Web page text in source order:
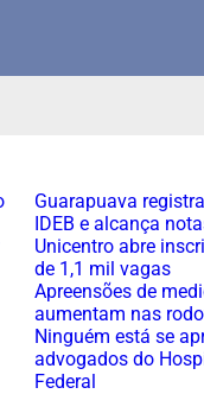
Guarapuava
IDEB e alcança
Unicentro abre
de 1,1 mil vagas
Apreensões de
aumentam nas
Ninguém está se
advogados do
Federal